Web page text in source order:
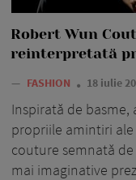
Robert Wun
reinterpretată
— FASHION 18 iulie
Inspirată de basme,
propriile amintiri
couture semnată
mai imaginative